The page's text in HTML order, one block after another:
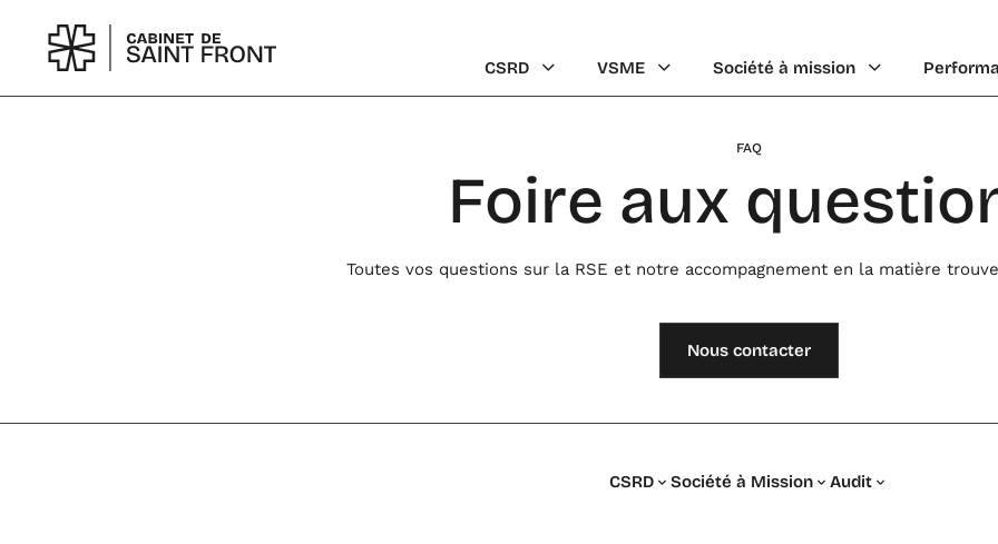
contenu
CSRD Ouvrir CSRD
VSME Ouvrir VSMESociété à mission Ouvrir Société à
FAQ
Foire aux
Toutes vos questions sur la RSE et notre accompagnement en la matière
Nous contacter
CSRD Société à Mission Audit